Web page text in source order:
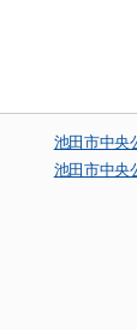
池田市中央
池田市中央